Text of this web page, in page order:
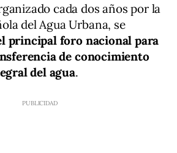
cada dos años por la
del Agua Urbana, se
principal foro nacional para
de conocimiento
del agua.